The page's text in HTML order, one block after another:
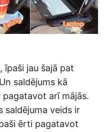
īpaši jau šajā pat
saldējums kā
arī mājās.
saldējuma veids ir
ērti pagatavot